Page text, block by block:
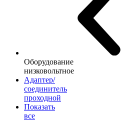
Оборудование
низковольтное
Адаптер/
соединитель
проходной
Показать
все